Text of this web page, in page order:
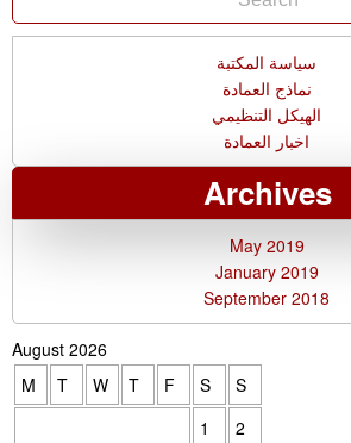
سياسة المكتبة
نماذج العمادة
الهيكل التنظيمي
اخبار العمادة
Archives
May 2019
January 2019
September 2018
August 2026
M
T W T F S
S
1
2